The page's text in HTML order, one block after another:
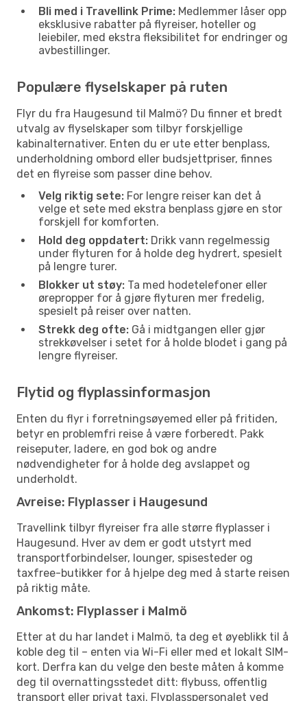
Bli med i Travellink Prime: Medlemmer låser opp
eksklusive rabatter på flyreiser, hoteller og
leiebiler, med ekstra fleksibilitet for endringer og
avbestillinger.
Populære flyselskaper på ruten
Flyr du fra Haugesund til Malmö? Du finner et bredt
utvalg av flyselskaper som tilbyr forskjellige
kabinalternativer. Enten du er ute etter benplass,
underholdning ombord eller budsjettpriser, finnes
det en flyreise som passer dine behov.
Velg riktig sete: For lengre reiser kan det å
velge et sete med ekstra benplass gjøre en stor
forskjell for komforten.
Hold deg oppdatert: Drikk vann regelmessig
under flyturen for å holde deg hydrert, spesielt
på lengre turer.
Blokker ut støy: Ta med hodetelefoner eller
ørepropper for å gjøre flyturen mer fredelig,
spesielt på reiser over natten.
Strekk deg ofte: Gå i midtgangen eller gjør
strekkøvelser i setet for å holde blodet i gang på
lengre flyreiser.
Flytid og flyplassinformasjon
Enten du flyr i forretningsøyemed eller på fritiden,
betyr en problemfri reise å være forberedt. Pakk
reiseputer, ladere, en god bok og andre
nødvendigheter for å holde deg avslappet og
underholdt.
Avreise: Flyplasser i Haugesund
Travellink tilbyr flyreiser fra alle større flyplasser i
Haugesund. Hver av dem er godt utstyrt med
transportforbindelser, lounger, spisesteder og
taxfree-butikker for å hjelpe deg med å starte reisen
på riktig måte.
Ankomst: Flyplasser i Malmö
Etter at du har landet i Malmö, ta deg et øyeblikk til å
koble deg til – enten via Wi-Fi eller med et lokalt SIM-
kort. Derfra kan du velge den beste måten å komme
deg til overnattingsstedet ditt: flybuss, offentlig
transport eller privat taxi. Flyplasspersonalet ved